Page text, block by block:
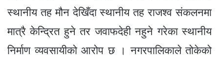
स्थानीय तह मौन देखिँदा स्थानीय तह राजश्व संकलनमा
मात्रै केन्द्रित हुने तर जवाफदेही नहुने गरेका स्थानीय
निर्माण व्यवसायीको आरोप छ । नगरपालिकाले तोकेको